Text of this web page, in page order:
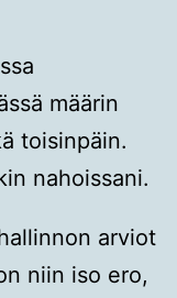
määrin
toisinpäin.
nahoissani.
arviot
niin iso ero,